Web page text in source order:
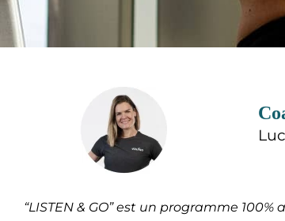
PROGRAMME
Listen & Go
“LISTEN & GO” est un programme